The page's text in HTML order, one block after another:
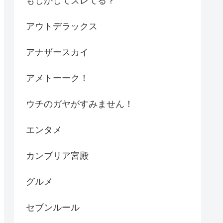
アウトデラックス
アナザースカイ
アメトーーク！
ウチのガヤがすみません！
エンタメ
カンブリア宮殿
グルメ
セブンルール